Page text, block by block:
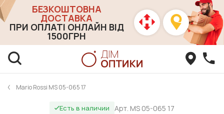
БЕЗКОШТОВНА
ДОСТАВКА
ПРИ ОПЛАТІ ОНЛАЙН ВІД
1500ГРН
Mario Rossi MS 05-065 17
Есть в наличии Арт. MS 05-065 17